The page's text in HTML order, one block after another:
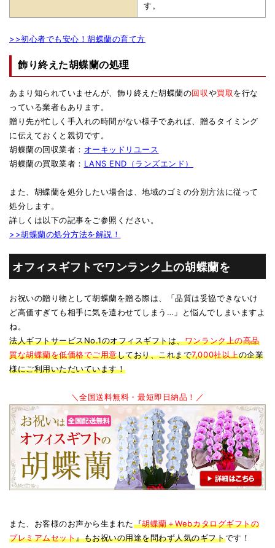
す。
>>初心者でも安心！胡蝶蘭の育て方
飾り終えた胡蝶蘭の処理
あまり知られていませんが、飾り終えた胡蝶蘭の回収や買取を行な
っている業者もあります。
贈り先が忙しく手入れの時間がない様子であれば、贈るタイミング
に伝えておくと親切です。
胡蝶蘭の回収業者： オーキッドリユース
胡蝶蘭の買取業者： LANS END（ランズエンド）
また、胡蝶蘭を処分したい場合は、地域のゴミの分別方法に従って
処分します。
詳しくは以下の記事をご参照ください。
>>胡蝶蘭の処分方法を解説！
オフィスギフトでワンランク上の胡蝶蘭を
お祝いの贈り物として胡蝶蘭を贈る際は、「品質は妥協できないけ
ど高価すぎても相手に気を遣わせてしまう…」と悩んでしまいますよ
ね。
法人ギフトサービスNo.1のオフィスギフトは、ワンランク上の高品
質な胡蝶蘭を低価格でご用意しており、これまで7,000社以上の企業
様にご利用いただいています！
＼全国送料無料・最短即日納品！／
また、お客様のお声から生まれた『胡蝶蘭＋Webカタログギフトの
プレミアムセット』もお祝いの用途を問わず人気のギフトです！